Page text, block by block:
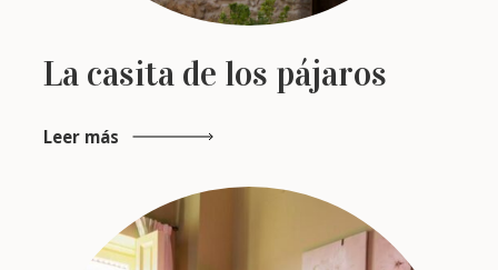
La casita de los pájaros
Leer más